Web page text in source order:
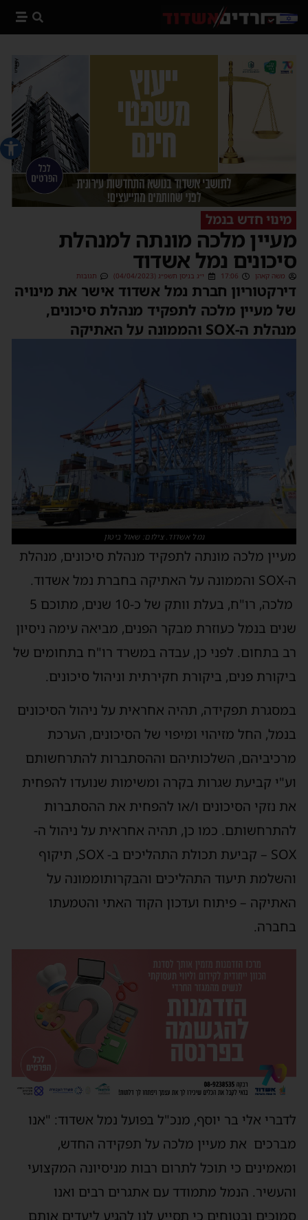
פתח
מינוי חדש בנמל
מעיין מלכה מונתה למנהלת
סיכונים נמל אשדוד
משה קאהן 17:06 י״ג בניסן תשפ״ג (04/04/2023) תגובות
דירקטוריון חברת נמל אשדוד אישר את מינויה
של מעיין מלכה לתפקיד מנהלת סיכונים,
מנהלת ה-SOX והממונה על האתיקה
נמל אשדוד. צילום: שאול ביטון
מעיין מלכה מונתה לתפקיד מנהלת סיכונים, מנהלת
ה-SOX והממונה על האתיקה בחברת נמל אשדוד.
מלכה,
רו"ח, בעלת וותק של כ-10 שנים, מתוכם 5
שנים בנמל כעוזרת מבקר הפנים, מביאה עימה ניסיון
רב בתחום. לפני כן, עבדה במשרד רו"ח בתחומים של
ביקורת פנים, ביקורת חקירתית וניהול סיכונים.
במסגרת תפקידה, תהיה אחראית על ניהול הסיכונים
בנמל, החל מזיהוי ומיפוי של הסיכונים, הערכת
מרכיביהם, השלכותיהם וההסתברות להתרחשותם
וע"י קביעת שגרות בקרה ומשימות שנועדו להפחית
את נזקי הסיכונים ו/או להפחית את ההסתברות
להתרחשותם. כמו כן, תהיה אחראית על ניהול ה-
SOX – קביעת תכולת התהליכים ב- SOX
, תיקוף
והשלמת תיעוד התהליכים והבקרותוממונה על
האתיקה – פיתוח ועדכון הקוד האתי והטמעתו
בחברה.
לדברי אלי בר יוסף, מנכ"ל בפועל נמל אשדוד: "אנו
מברכים את מעיין מלכה על תפקידה החדש,
ומאמינים כי תוכל לתרום רבות מניסיונה המקצועי
והעשיר. הנמל מתמודד עם אתגרים רבים ואנו
סמוכים ובטוחים כי תסייע לנו להגיע ליעדים אותם